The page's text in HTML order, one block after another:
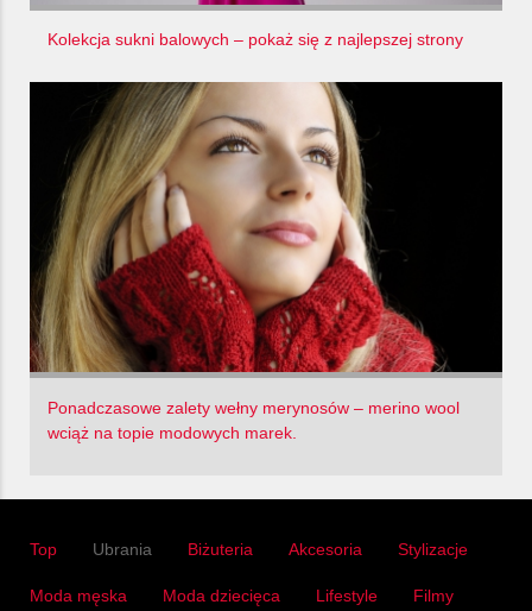
Kolekcja sukni balowych – pokaż się z najlepszej strony
Ponadczasowe zalety wełny merynosów – merino wool
wciąż na topie modowych marek.
Top Ubrania Biżuteria Akcesoria Stylizacje
Moda męska Moda dziecięca Lifestyle Filmy